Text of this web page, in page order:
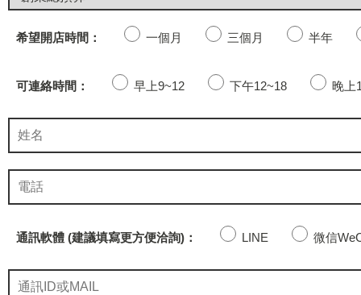
希望開店時間： 一個月 三個月 半年
可連絡時間： 早上9~12 下午12~18 晚上
通訊軟體 (建議填寫更方便洽詢)： LINE 微信